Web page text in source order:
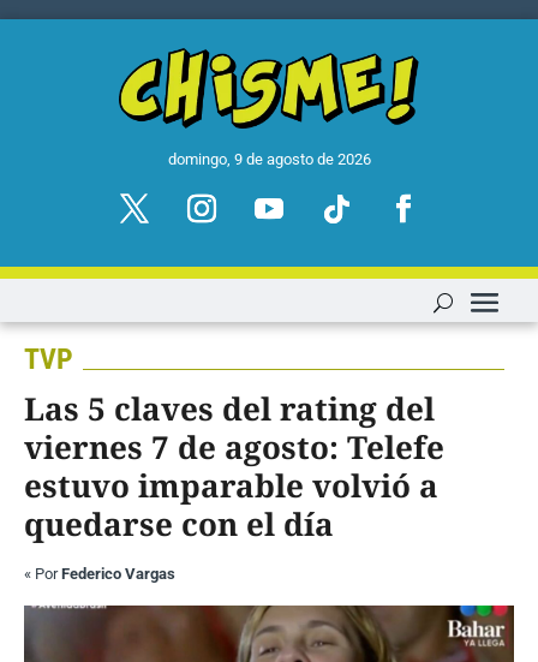
domingo, 9 de agosto de 2026
TVP
Las 5 claves del rating del
viernes 7 de agosto: Telefe
estuvo imparable volvió a
quedarse con el día
« PorFederico Vargas